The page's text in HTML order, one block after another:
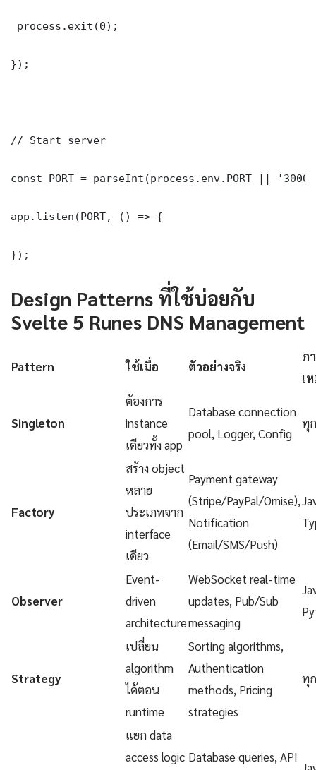
process.exit(0);
});
// Start server
const PORT = parseInt(process.env.PORT ||
app.listen(PORT, () => {
});
Design Patterns ที่ใช้บ่อยกับ
Svelte 5 Runes DNS Management
Pattern ใช้เมื่อ ตัวอย่างจริง
ภ
เ
Singleton
ต้องการ
instance
เดียวทั้ง app
Database connection
pool, Logger, Config
ทุ
Factory
สร้าง object
หลาย
ประเภทจาก
interface
เดียว
Payment gateway
(Stripe/PayPal/Omise),
Notification
(Email/SMS/Push)
Observer
Event-
driven
architecture
WebSocket real-time
updates, Pub/Sub
messaging
Strategy
เปลี่ยน
algorithm
ได้ตอน
runtime
Sorting algorithms,
Authentication
methods, Pricing
strategies
ทุ
แยก data
access logic Database queries, API